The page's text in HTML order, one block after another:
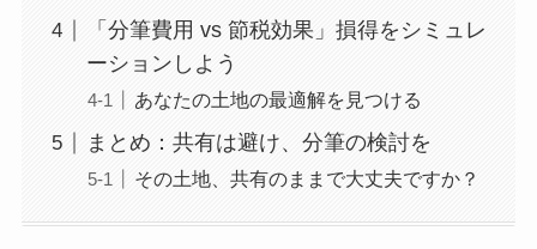
「分筆費用 vs 節税効果」損得をシミュレ
ーションしよう
あなたの土地の最適解を見つける
まとめ：共有は避け、分筆の検討を
その土地、共有のままで大丈夫ですか？